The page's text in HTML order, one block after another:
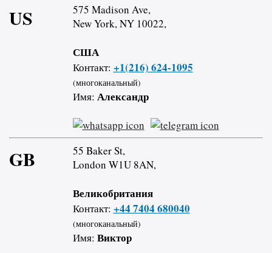
US
575 Madison Ave,
New York, NY 10022,
США
Контакт: +1(216) 624-1095
(многоканальный)
Имя: Александр
GB
55 Baker St,
London W1U 8AN,
Великобритания
Контакт: +44 7404 680040
(многоканальный)
Имя: Виктор